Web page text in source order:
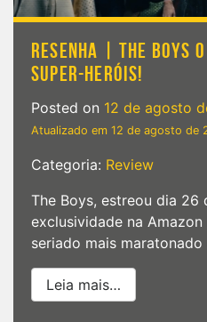
RESENHA | THE BOYS
SUPER-HERÓIS!
Posted on 12 de agosto
Atualizado em 12 de agosto de
Categoria: Review
The Boys, estreou dia 26
exclusividade na
seriado mais
Leia mais…